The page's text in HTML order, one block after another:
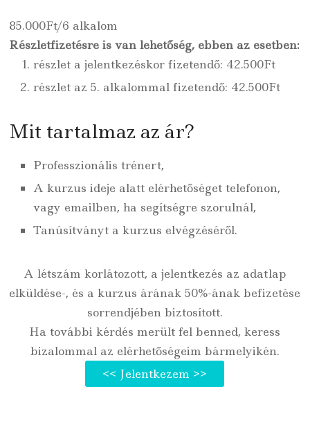
85.000Ft/6 alkalom
Részletfizetésre is van lehetőség, ebben az esetben:
részlet a jelentkezéskor fizetendő: 42.500Ft
részlet az 5. alkalommal fizetendő: 42.500Ft
Mit tartalmaz az ár?
Professzionális trénert,
A kurzus ideje alatt elérhetőséget telefonon,
vagy emailben, ha segítségre szorulnál,
Tanúsítványt a kurzus elvégzéséről.
A létszám korlátozott, a jelentkezés az adatlap
elküldése-, és a kurzus árának 50%-ának befizetése
sorrendjében biztosított.
Ha további kérdés merült fel benned, keress
bizalommal az elérhetőségeim bármelyikén.
<< Jelentkezem >>